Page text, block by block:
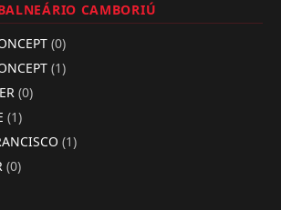
CAMBORIÚ
(0)
(1)
(0)
(1)
(1)
(0)